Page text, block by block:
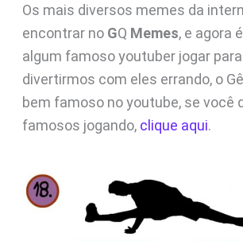
Os mais diversos memes da
encontrar no GQ Memes, e agora
algum famoso youtuber jogar
divertirmos com eles errando, o
bem famoso no youtube, se você
famosos jogando, clique aqui.